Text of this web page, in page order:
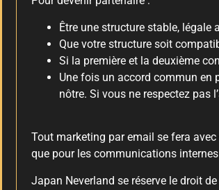
Être une structure stable, légale
Que votre structure soit
Si la première et la deuxième
Une fois un accord commun en
nôtre. Si vous ne respectez pas
Tout marketing par email se fera
que pour les communications
Japan Neverland se réserve le droit